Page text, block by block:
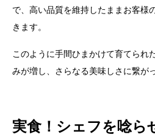
で、高い品質を維持したままお客様
きます。
このように手間ひまかけて育てられ
みが増し、さらなる美味しさに繋が
実食！シェフを唸ら